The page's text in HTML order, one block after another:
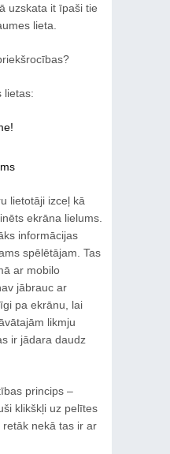
uzskata it īpaši tie
lieta.
lietas:
lietotāji izceļ kā
ekrāna lielums.
informācijas
spēlētājam. Tas
ar mobilo
jābrauc ar
pa ekrānu, lai
likmju
ir jādara daudz
princips –
klikškļi uz pelītes
nekā tas ir ar